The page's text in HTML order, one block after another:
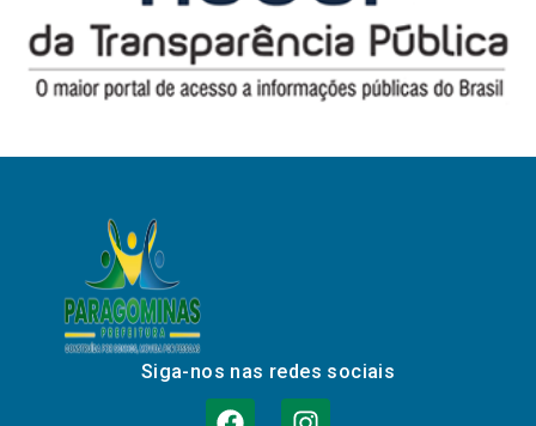
Siga-nos nas redes sociais